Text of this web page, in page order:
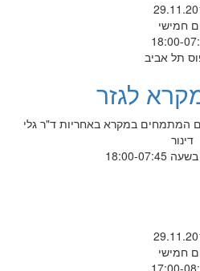
חמישי
18:00-
תל אביב
לגזר
המתמחים במקרא באחריות ד"ר גלי
דינור
חמישי